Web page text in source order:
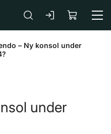
– Ny konsol under
under